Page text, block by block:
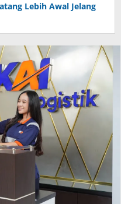
Lebih Awal Jelang